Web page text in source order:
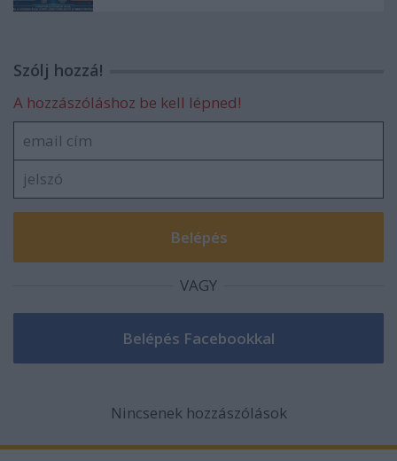
Szólj hozzá!
A hozzászóláshoz be kell lépned!
VAGY
Nincsenek hozzászólások